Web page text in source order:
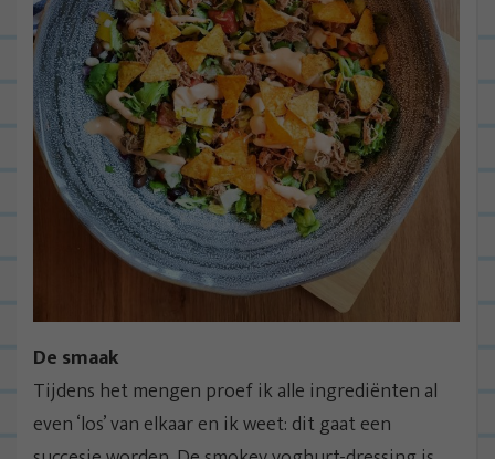
De smaak
Tijdens het mengen proef ik alle ingrediënten al
even ‘los’ van elkaar en ik weet: dit gaat een